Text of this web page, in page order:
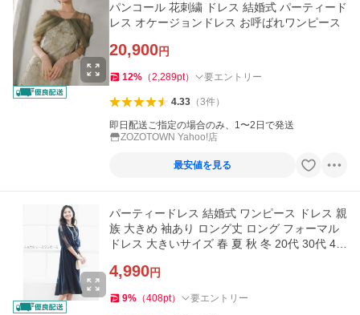
パンコール 花刺繍 ドレス 結婚式 パーティード
レス オケージョンドレス お呼ばれワンピース
20,900円
12% （2,289pt） 要エントリー
4.33（3件）
即日配送ご指定の場合のみ、1〜2日で発送
ZOZOTOWN Yahoo!店
最安値を見る
パーティードレス 結婚式 ワンピース ドレス 親
族 大きめ 袖あり ロング丈 ロング フォーマル
ドレス 大きいサイズ 春 夏 秋 冬 20代 30代 40
4,990円
9% （408pt） 要エントリー